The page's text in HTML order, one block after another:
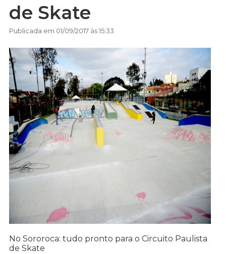
de Skate
Publicada em 01/09/2017 às 15:33
No Sororoca: tudo pronto para o Circuito Paulista
de Skate